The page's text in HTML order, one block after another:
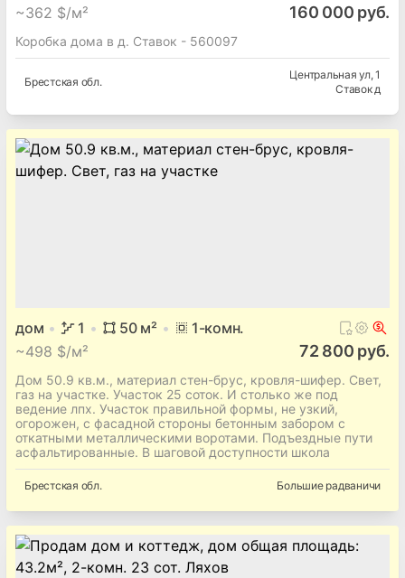
~362 $/м² 160 000 руб.
Коробка дома в д. Ставок - 560097
Брестская обл.
Центральная ул, 1
Ставок д
дом 1 50м² 1-комн.
~498 $/м² 72 800 руб.
Дом 50.9 кв.м., материал стен-брус, кровля-шифер. Свет,
газ на участке. Участок 25 соток. И столько же под
ведение лпх. Участок правильной формы, не узкий,
огорожен, с фасадной стороны бетонным забором с
откатными металлическими воротами. Подъездные пути
асфальтированные. В шаговой доступности школа
Брестская обл. Большие радваничи